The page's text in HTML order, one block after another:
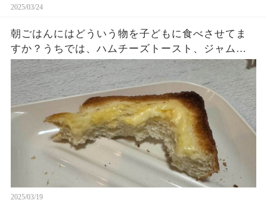
2025/03/24
朝ごはんにはどういう物を子どもに食べさせてま
すか？うちでは、ハムチーズトースト、ジャムト
ースト、ピーナッツバタートーストをよく作りま
す。やっぱこんなんダメよね…
2025/03/19